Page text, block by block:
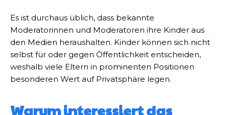
Es ist durchaus üblich, dass bekannte
Moderatorinnen und Moderatoren ihre Kinder aus
den Medien heraushalten. Kinder können sich nicht
selbst für oder gegen Öffentlichkeit entscheiden,
weshalb viele Eltern in prominenten Positionen
besonderen Wert auf Privatsphäre legen.
Warum interessiert das